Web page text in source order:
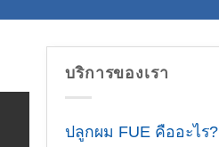
บริการของเรา
ปลูกผม FUE คืออะไร?